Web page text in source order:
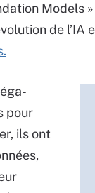
Models
de
pour
ils ont